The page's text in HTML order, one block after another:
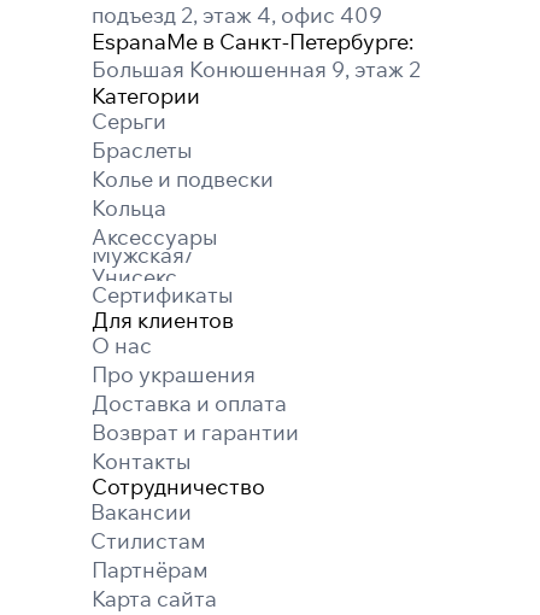
подъезд 2, этаж 4, офис 409
EspanaMe в Санкт-Петербурге:
Большая Конюшенная 9, этаж 2
Категории
Серьги
Браслеты
Колье и подвески
Кольца
Аксессуары
Мужская/
Унисекс
Сертификаты
Для клиентов
О нас
Про украшения
Доставка и оплата
Возврат и гарантии
Контакты
Сотрудничество
Вакансии
Cтилистам
Партнёрам
Карта cайта